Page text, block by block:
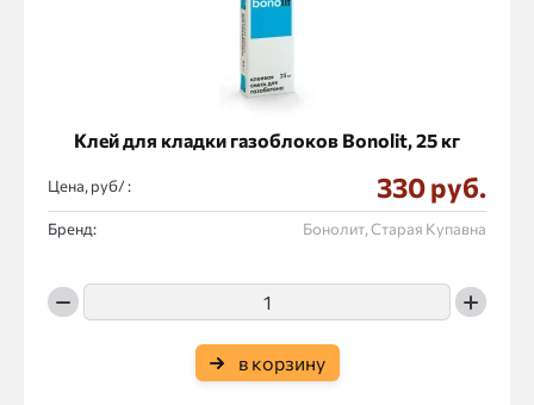
Клей для кладки газоблоков Bonolit, 25 кг
Цена, руб/ : 330 руб.
Бренд: Бонолит, Старая Купавна
в корзину